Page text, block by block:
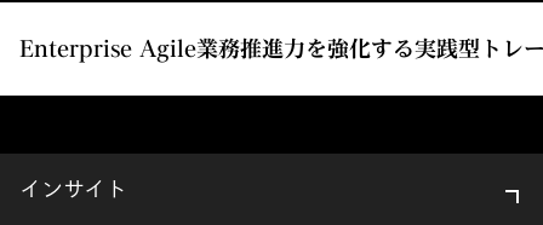
Enterprise Agile業務推進力を強化する実践型トレ
インサイト